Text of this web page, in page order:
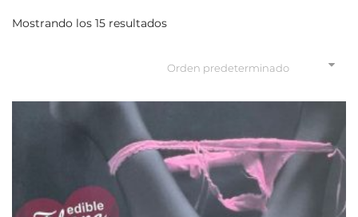
Mostrando los 15 resultados